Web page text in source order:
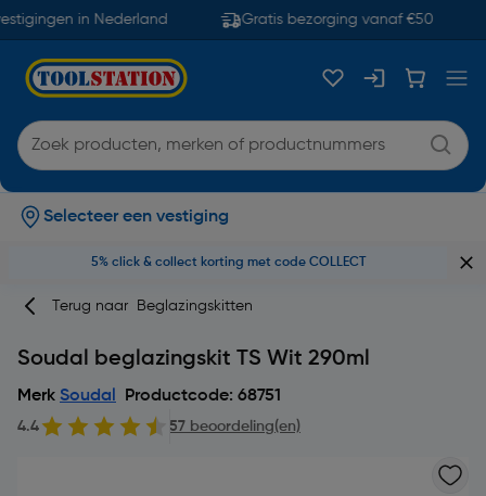
in Nederland Gratis bezorging vanaf €50
Selecteer een vestiging
5% click & collect korting met code COLLECT
Terug naar Beglazingskitten
Soudal beglazingskit TS Wit 290ml
Merk Soudal Productcode: 68751
4.4 57 beoordeling(en)